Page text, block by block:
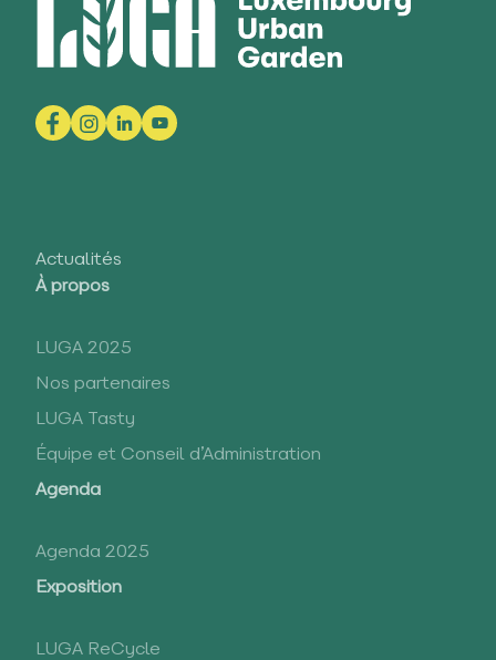
Actualités
À propos
LUGA 2025
Nos partenaires
LUGA Tasty
Équipe et Conseil d’Administration
Agenda
Agenda 2025
Exposition
LUGA ReCycle